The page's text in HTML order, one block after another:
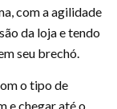
com a agilidade
da loja e tendo
seu brechó.
o tipo de
e chegar até o